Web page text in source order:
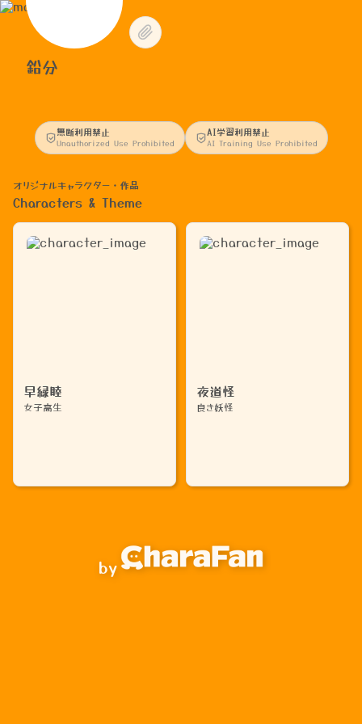
鉛分
無断利用禁止
Unauthorized Use Prohibited
AI学習利用禁止
AI Training Use Prohibited
オリジナルキャラクター・作品
Characters & Theme
早緑睦
女子高生
夜道怪
良き妖怪
by